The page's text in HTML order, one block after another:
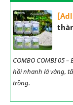
COMBO COMBI 05
hồi nhanh lá vàng,
trồng.